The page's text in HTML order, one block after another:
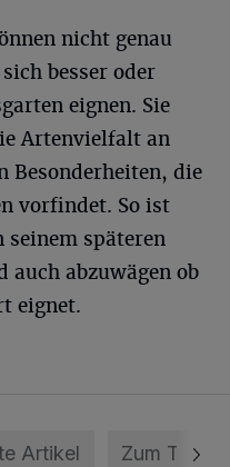
nicht genau
besser oder
eignen. Sie
Artenvielfalt an
Besonderheiten, die
vorfindet. So ist
späteren
auch abzuwägen ob
eignet.
Artikel Zum Thema